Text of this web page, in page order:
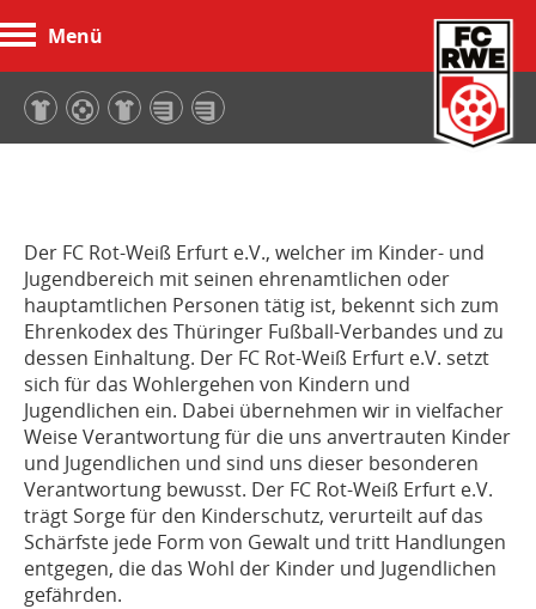
Menü
Der FC Rot-Weiß Erfurt e.V., welcher im Kinder- und
Jugendbereich mit seinen ehrenamtlichen oder
hauptamtlichen Personen tätig ist, bekennt sich zum
Ehrenkodex des Thüringer Fußball-Verbandes und zu
dessen Einhaltung. Der FC Rot-Weiß Erfurt e.V. setzt
sich für das Wohlergehen von Kindern und
Jugendlichen ein. Dabei übernehmen wir in vielfacher
Weise Verantwortung für die uns anvertrauten Kinder
und Jugendlichen und sind uns dieser besonderen
Verantwortung bewusst. Der FC Rot-Weiß Erfurt e.V.
trägt Sorge für den Kinderschutz, verurteilt auf das
Schärfste jede Form von Gewalt und tritt Handlungen
entgegen, die das Wohl der Kinder und Jugendlichen
gefährden.